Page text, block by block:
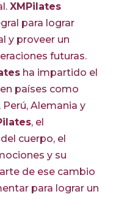
XMPilates
para lograr
y proveer un
futuras.
ha impartido el
países como
Perú, Alemania y
, el
cuerpo, el
y su
de ese cambio
para lograr un